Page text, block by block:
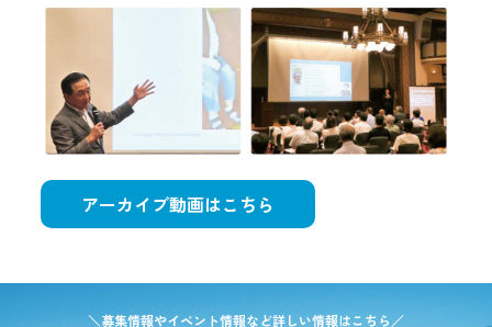
アーカイブ動画はこちら
＼募集情報やイベント情報など詳しい情報はこちら／